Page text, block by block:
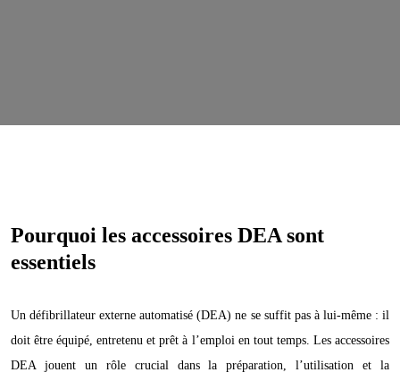
Pourquoi les accessoires DEA sont
essentiels
Un défibrillateur externe automatisé (DEA) ne se suffit pas à lui-même : il
doit être équipé, entretenu et prêt à l’emploi en tout temps. Les accessoires
DEA jouent un rôle crucial dans la préparation, l’utilisation et la